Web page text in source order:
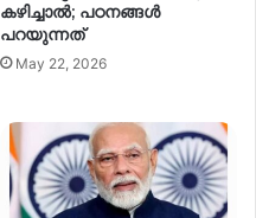
കഴിച്ചാൽ; പഠനങ്ങൾ
പറയുന്നത്
May 22, 2026